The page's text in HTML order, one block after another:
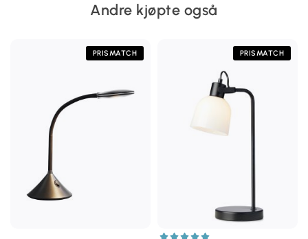
Andre kjøpte også
PRISMATCH PRISMATCH